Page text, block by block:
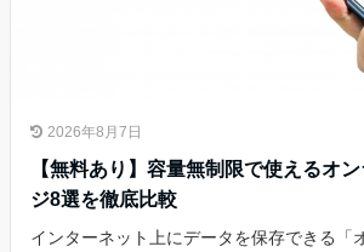
2026年8月7日
【無料あり】容量無制限で使えるオ
ジ8選を徹底比較
インターネット上にデータを保存できる「